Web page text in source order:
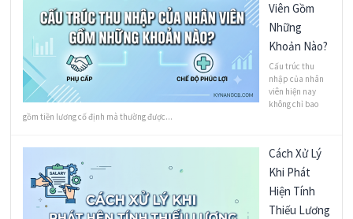
Viên Gồm
Những
Khoản Nào?
Cấu trúc thu
nhập của nhân
viên hiện nay
không chỉ bao
gồm tiền lương cố định mà thường được...
Cách Xử Lý
Khi Phát
Hiện Tính
Thiếu Lương